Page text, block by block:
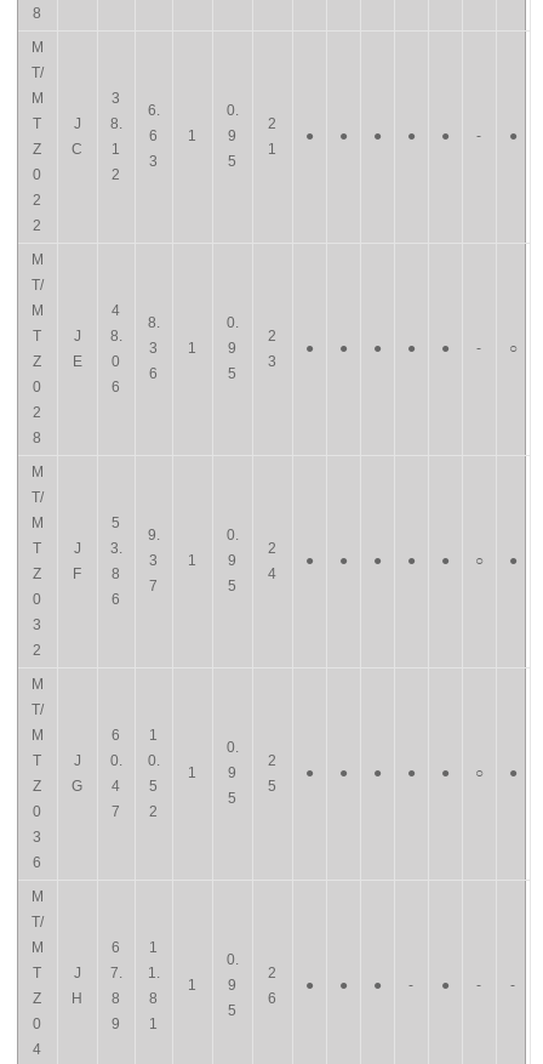
8
M
T/
M
T
Z
0
2
2
J
C
3
8.
1
2
6.
6
3
1
0.
9
5
2
1
● ● ● ● ● - ●
M
T/
M
T
Z
0
2
8
J
E
4
8.
0
6
8.
3
6
1
0.
9
5
2
3
● ● ● ● ● - ○
M
T/
M
T
Z
0
3
2
J
F
5
3.
8
6
9.
3
7
1
0.
9
5
2
4
● ● ● ● ● ○ ●
M
T/
M
T
Z
0
3
6
J
G
6
0.
4
7
1
0.
5
2
1
0.
9
5
2
5
● ● ● ● ● ○ ●
M
T/
M
T
Z
0
4
J
H
6
7.
8
9
1
1.
8
1
1
0.
9
5
2
6
● ● ● - ● - -